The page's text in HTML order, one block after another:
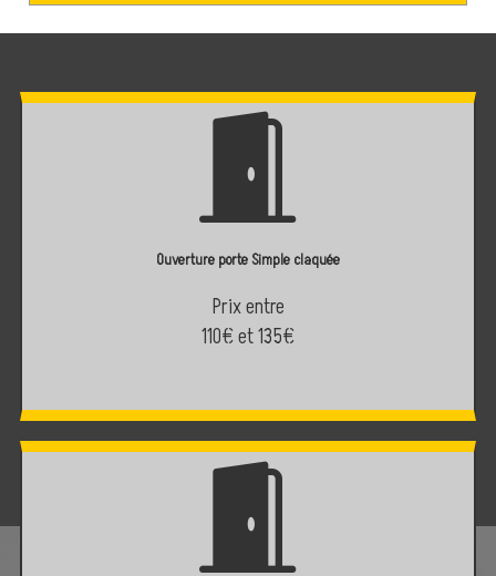
Ouverture porte Simple claquée
Prix entre
110€ et 135€